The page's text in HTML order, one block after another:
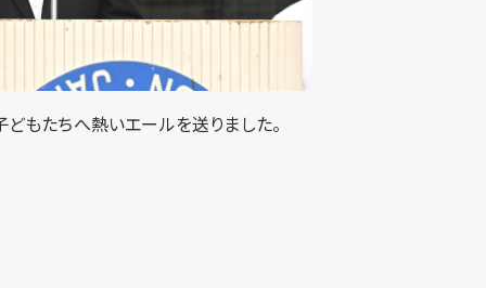
もたちへ熱いエールを送りました。